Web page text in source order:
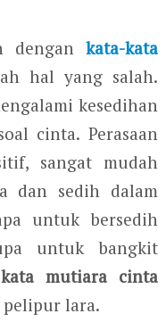
dengankata-kata
hal yang salah.
kesedihan
cinta. Perasaan
sangat mudah
dan sedih dalam
untuk bersedih
untuk bangkit
kata mutiara cinta
pelipur lara.